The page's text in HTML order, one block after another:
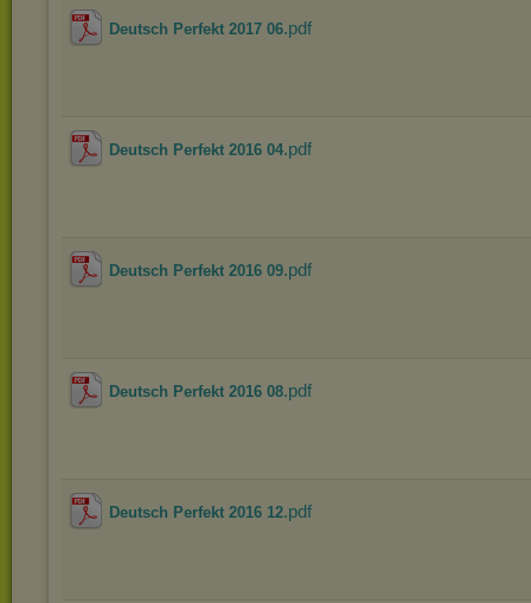
Deutsch Perfekt 2017 06.pdf
Deutsch Perfekt 2016 04.pdf
Deutsch Perfekt 2016 09.pdf
Deutsch Perfekt 2016 08.pdf
Deutsch Perfekt 2016 12.pdf